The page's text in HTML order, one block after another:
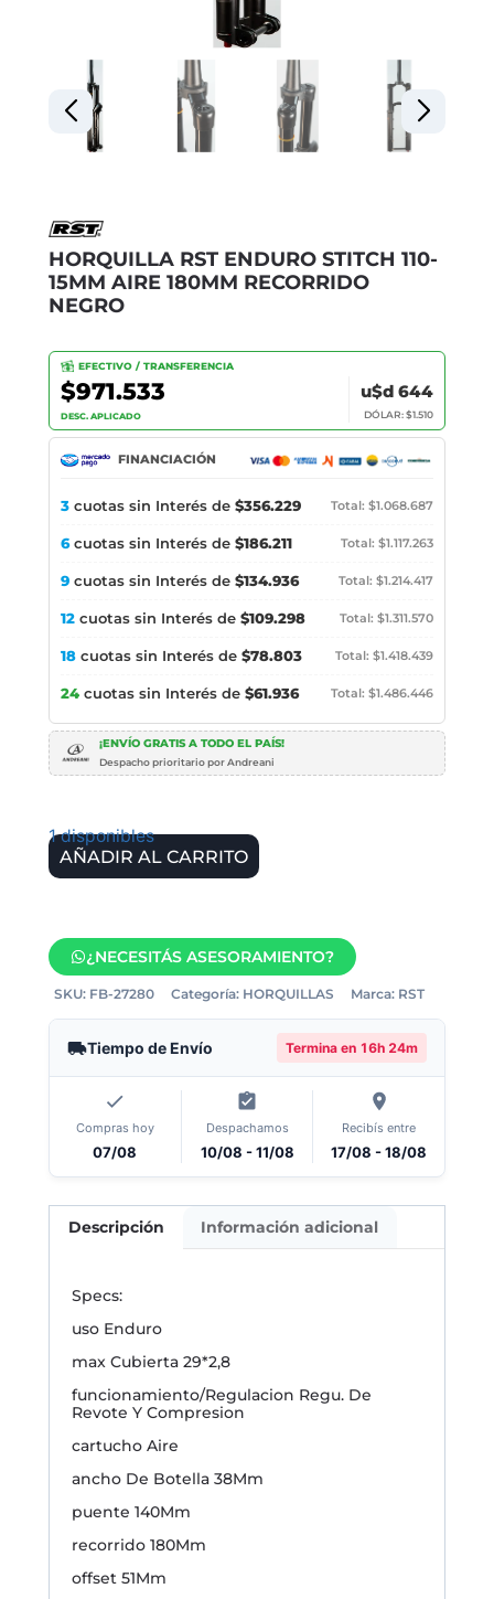
HORQUILLA RST ENDURO STITCH 110-
15MM AIRE 180MM RECORRIDO
NEGRO
EFECTIVO / TRANSFERENCIA
$971.533
DESC. APLICADO
u$d 644
DÓLAR: $1.510
FINANCIACIÓN
3 cuotas sin Interés de $356.229 Total: $1.068.687
6cuotas sin Interés de $186.211 Total: $1.117.263
9 cuotas sin Interés de $134.936 Total: $1.214.417
12 cuotas sin Interés de $109.298 Total: $1.311.570
18 cuotas sin Interés de $78.803 Total: $1.418.439
24 cuotas sin Interés de $61.936 Total: $1.486.446
¡ENVÍO GRATIS A TODO EL PAÍS!
Despacho prioritario por Andreani
1 disponibles
AÑADIR AL CARRITO
¿NECESITÁS ASESORAMIENTO?
SKU: FB-27280 Categoría: HORQUILLAS Marca: RST
Tiempo de Envío Termina en 16h 24m
Compras hoy
07/08
Despachamos
10/08 - 11/08
Recibís entre
17/08 - 18/08
Descripción Información adicional
Specs:
uso Enduro
max Cubierta 29*2,8
funcionamiento/Regulacion Regu. De
Revote Y Compresion
cartucho Aire
ancho De Botella 38Mm
puente 140Mm
recorrido 180Mm
offset 51Mm